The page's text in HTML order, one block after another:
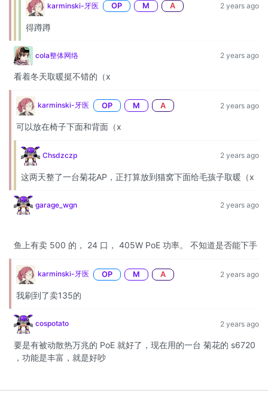
karminski-牙医 OP M A 2 years ago
得蹲蹲
cola整体网络 2 years ago
看着冬天取暖挺不错的（x
karminski-牙医 OP M A 2 years ago
可以放在椅子下面和背面（x
Chsdzczp 2 years ago
这两天整了一台菊花AP，正打算放到猫窝下面给毛孩子取暖（x
garage_wgn 2 years ago
鱼上有卖 500 的， 24 口， 405W PoE 功率。 不知道是否能下手
karminski-牙医 OP M A 2 years ago
我刷到了卖135的
cospotato 2 years ago
要是有被动散热万兆的 PoE 就好了，现在用的一台 菊花的 s6720
，功能是丰富，就是好吵